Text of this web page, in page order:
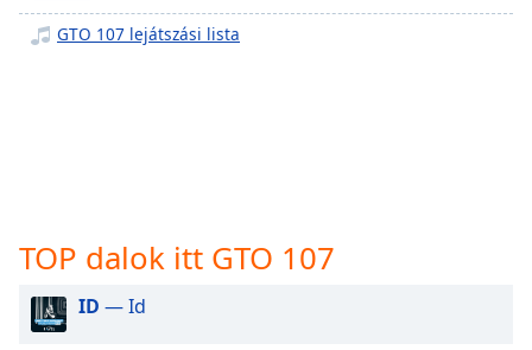
selected
dialog
off
selected
GTO 107 lejátszási lista
TOP dalok itt GTO 107
ID — Id